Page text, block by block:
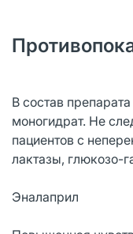
В состав
моногидрат. Не
пациентов с
лактазы, глюкозо-
Эналаприл